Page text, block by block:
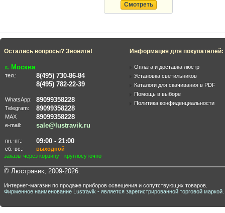
Смотреть
Остались вопросы? Звоните!
г. Москва
тел.:
8(495) 730-86-84
8(495) 782-22-39
WhatsApp: 89099358228
Telegram: 89099358228
MAX 89099358228
e-mail: sale@lustravik.ru
пн.-пт.: 09:00 - 21:00
сб.-вс.:
выходной
заказы через корзину - круглосуточно
Информация для покупателей:
Оплата и доставка люстр
Установка светильников
Каталоги для скачивания в PDF
Помощь в выборе
Политика конфиденциальности
© Люстравик, 2009-2026.
Интернет-магазин по продаже приборов освещения и сопутствующих товаров.
Фирменное наименование Lustravik - является зарегистрированной торговой